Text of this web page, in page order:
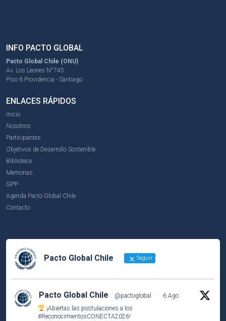
INFO PACTO GLOBAL
Pacto Global Chile (ONU)
Av. Los Leones N°745
Piso 6 Providencia - Santiago
ENLACES RÁPIDOS
Inicio
Nosotros
Participantes
Objetivos de Desarrollo Sostenible
Biblioteca
Memorias
SIPP
Agenda Pacto Global Chile
Contacto
Pacto Global Chile Seguir
Pacto Global Chile @pactoglobal ·
6 Ago
¡Abiertas las postulaciones a los
#ReconocimientosCONECTA2026!